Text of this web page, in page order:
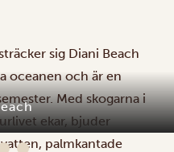
sig Diani Beach
oceanen och är en
Med skogarna i
ekar, bjuder
palmkantade